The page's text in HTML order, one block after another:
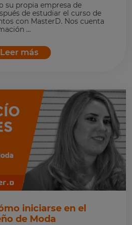
su propia empresa de
de estudiar el curso de
con MasterD. Nos cuenta
...
Leer más
iniciarse en el
de Moda